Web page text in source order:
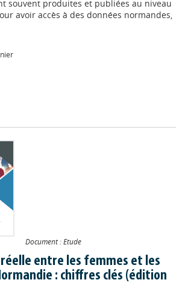
souvent produites et publiées au niveau
avoir accès à des données normandes,
Document : Etude
entre les femmes et les
: chiffres clés (édition